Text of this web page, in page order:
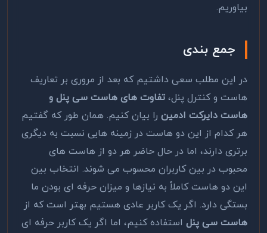
بیاوریم.
جمع بندی
در این مطلب سعی داشتیم که بعد از مروری بر تعاریف
هاست و کنترل پنل، تفاوت های هاست سی پنل و
هاست دایرکت ادمین را بیان کنیم. همان طور که گفتیم
هر کدام از این دو هاست در زمینه هایی نسبت به دیگری
برتری دارند، اما در حال حاضر هر دو از هاست های
محبوب در بین کاربران محسوب می شوند. انتخاب بین
این دو هاست کاملاً به نیازها و میزان حرفه ای بودن ما
بستگی دارد. اگر یک کاربر عادی هستیم بهتر است که از
هاست سی پنل استفاده کنیم، اما اگر یک کاربر حرفه ای